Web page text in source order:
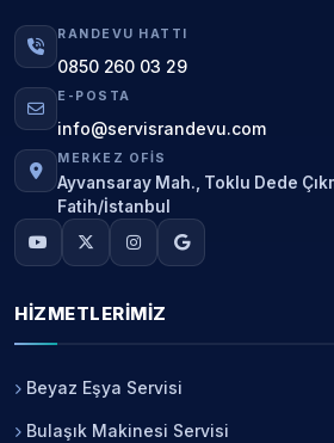
RANDEVU HATTI
0850 260 03 29
E-POSTA
info@servisrandevu.com
MERKEZ OFIS
Ayvansaray Mah., Toklu Dede
Fatih/İstanbul
HIZMETLERIMIZ
Beyaz Eşya Servisi
Bulaşık Makinesi Servisi